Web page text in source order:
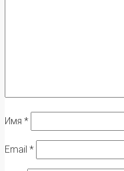
Имя *
Email *